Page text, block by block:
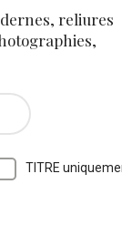
reliures
TITRE